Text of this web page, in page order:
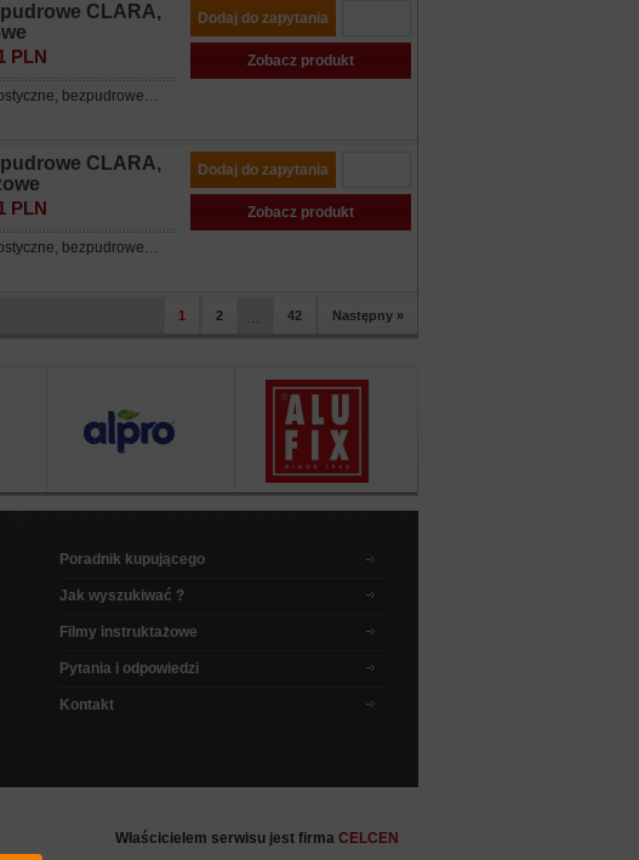
CLARA,
PLN
bezpudrowe…
Dodaj do zapytania
Zobacz produkt
CLARA,
PLN
bezpudrowe…
Dodaj do zapytania
Zobacz produkt
1 2 ... 42 Następny »
Poradnik kupującego
Jak wyszukiwać ?
Filmy instruktażowe
Pytania i odpowiedzi
Kontakt
Właścicielem serwisu jest firma CELCEN